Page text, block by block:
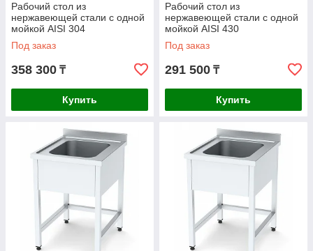
Рабочий стол из
нержавеющей стали с одной
мойкой AISI 304
1400x600x850mm
Под заказ
358 300 ₸
Купить
Рабочий стол из
нержавеющей стали с одной
мойкой AISI 430
1400x700x850mm
Под заказ
291 500 ₸
Купить